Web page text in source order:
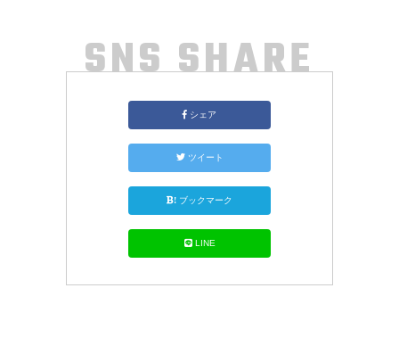
SNS SHARE
シェア
ツイート
! ブックマーク
LINE